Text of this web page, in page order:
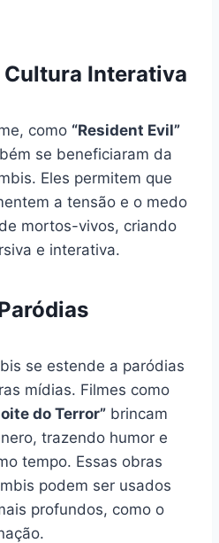
Interativa
como “Resident Evil”
se beneficiaram da
Eles permitem que
a tensão e o medo
mortos-vivos, criando
e interativa.
se estende a paródias
mídias. Filmes como
do Terror” brincam
trazendo humor e
tempo. Essas obras
podem ser usados
profundos, como o